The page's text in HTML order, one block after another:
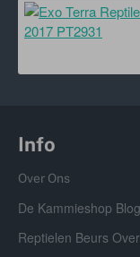
Info
Over Ons
De Kammieshop Blog
Reptielen Beurs